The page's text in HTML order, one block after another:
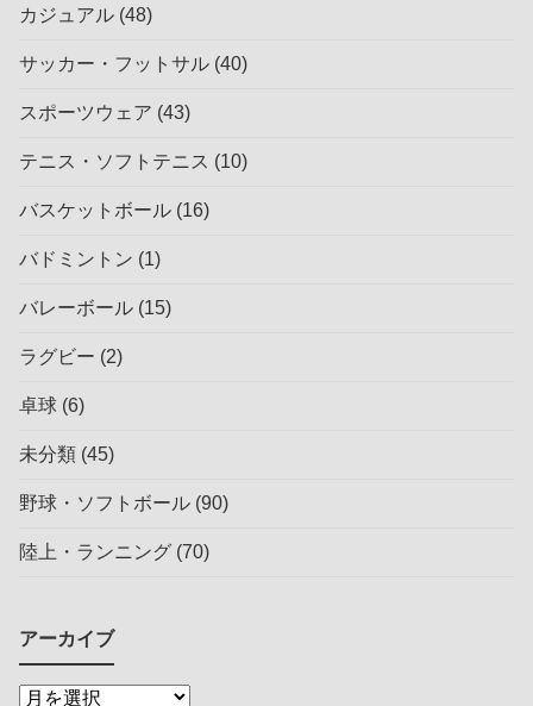
カジュアル (48)
サッカー・フットサル (40)
スポーツウェア (43)
テニス・ソフトテニス (10)
バスケットボール (16)
バドミントン (1)
バレーボール (15)
ラグビー (2)
卓球 (6)
未分類 (45)
野球・ソフトボール (90)
陸上・ランニング (70)
アーカイブ